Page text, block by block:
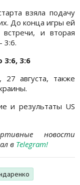
взяла подачу
До конца игры ей
и вторая
3:6.
3:6, 3:6
августа, также
и результаты US
новости
в Telegram!